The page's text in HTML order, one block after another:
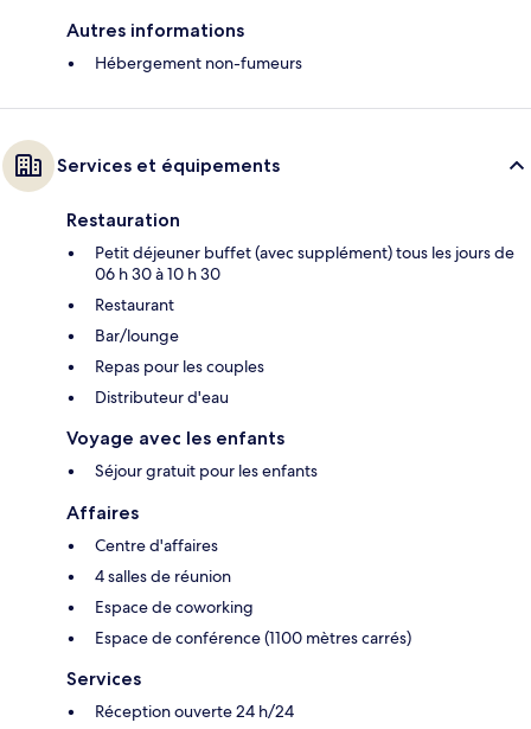
Autres informations
Hébergement non-fumeurs
Services et équipements
Restauration
Petit déjeuner buffet (avec supplément) tous les jours de
06 h 30 à 10 h 30
Restaurant
Bar/lounge
Repas pour les couples
Distributeur d'eau
Voyage avec les enfants
Séjour gratuit pour les enfants
Affaires
Centre d'affaires
4 salles de réunion
Espace de coworking
Espace de conférence (1100 mètres carrés)
Services
Réception ouverte 24 h/24